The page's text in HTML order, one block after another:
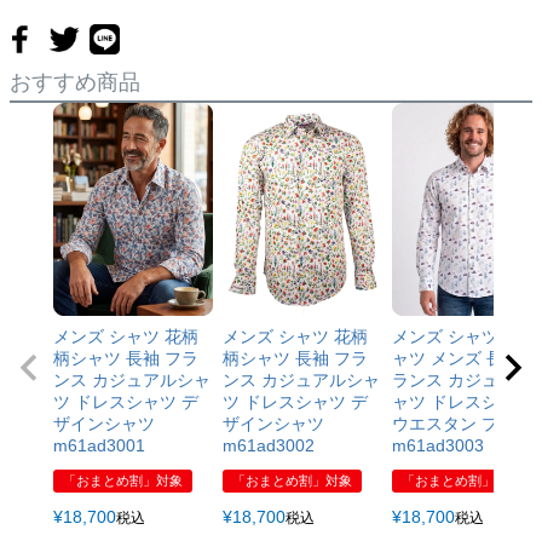
おすすめ商品
メンズ シャツ 花柄
柄シャツ 長袖 フラ
ンス カジュアルシャ
ツ ドレスシャツ デ
ザインシャツ
m61ad3001
「おまとめ割」対象
¥18,700税込
メンズ シャツ 花柄
柄シャツ 長袖 フラ
ンス カジュアルシャ
ツ ドレスシャツ デ
ザインシャツ
m61ad3002
「おまとめ割」対象
¥18,700税込
メンズ シャツ 柄シ
ャツ メンズ 長袖 フ
ランス カジュアル
ャツ ドレスシャツ
ウエスタン プリン
m61ad3003
「おまとめ割」対象
¥18,700税込